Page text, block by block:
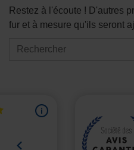
Restez à l'écoute ! D'autres
fur et à mesure qu'ils seront